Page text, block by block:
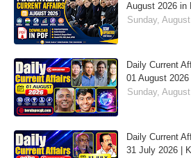
August 2026 in
Sunday,
Daily Current
01 August
Sunday,
Daily Current
31 July 2026 |